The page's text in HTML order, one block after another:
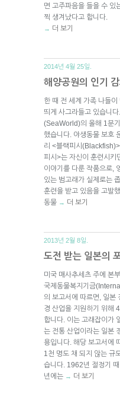
면 고주파음을 들을 수 있
찍 생겨났다고 합니다.
→ 더 보기
2014년 4월 25일.
해양공원의 인기
한 때 전 세계 가족 나들
띄게 사그라들고 있습니
(SeaWorld)의 올해 1분
했습니다. 야생동물 보호
리 <블랙피시
피시>는 자신이 훈련시키
이야기를 다룬 작품으로,
있는 범고래가 실제로는
훈련을 받고 있음을 고발
동물 → 더 보기
2013년 2월 8일.
도전 받는 일본의
미국 매사추세츠 주에 본
국제동물복지기금
의 보고서에 따르면, 일본
경 산업을 지원하기 위해
합니다. 이는 고래잡이가
는 전통 산업이라는 일본
용입니다. 해당 보고서에
1천 명도 채 되지 않는 규
습니다. 1962년 절정기
년에는 → 더 보기